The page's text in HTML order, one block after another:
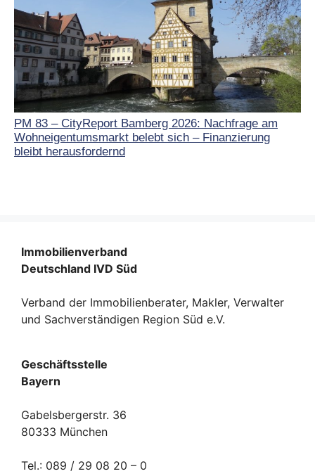
PM 83 – CityReport Bamberg 2026: Nachfrage am
Wohneigentumsmarkt belebt sich – Finanzierung
bleibt herausfordernd
Immobilienverband
Deutschland IVD Süd
Verband der Immobilienberater, Makler, Verwalter
und Sachverständigen Region Süd e.V.
Geschäftsstelle
Bayern
Gabelsbergerstr. 36
80333 München
Tel.: 089 / 29 08 20 – 0